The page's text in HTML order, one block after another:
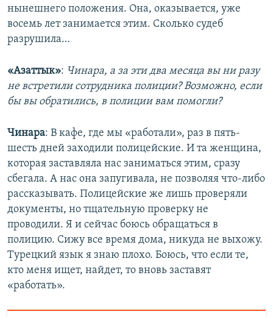
нынешнего положения. Она, оказывается, уже
восемь лет занимается этим. Сколько судеб
разрушила…
«Азаттык»: Чинара, а за эти два месяца вы ни разу
не встретили сотрудника полиции? Возможно, если
бы вы обратились, в полиции вам помогли?
Чинара: В кафе, где мы «работали», раз в пять-
шесть дней заходили полицейские. И та женщина,
которая заставляла нас заниматься этим, сразу
сбегала. А нас она запугивала, не позволяя что-либо
рассказывать. Полицейские же лишь проверяли
документы, но тщательную проверку не
проводили. Я и сейчас боюсь обращаться в
полицию. Сижу все время дома, никуда не выхожу.
Турецкий язык я знаю плохо. Боюсь, что если те,
кто меня ищет, найдет, то вновь заставят
«работать».